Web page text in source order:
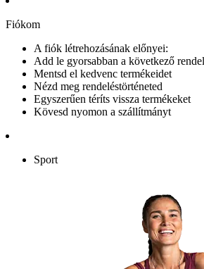
Fiókom
A fiók létrehozásának előnyei:
Add le gyorsabban a következő
Mentsd el kedvenc termékeidet
Nézd meg rendeléstörténeted
Egyszerűen téríts vissza termékeket
Kövesd nyomon a szállítmányt
Sport